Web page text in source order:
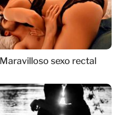
Maravilloso sexo rectal